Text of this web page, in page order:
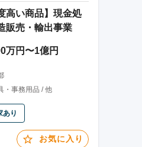
高い商品】現金処
販売・輸出事業
万円〜1億円
・事務用品 / 他
あり
お気に入り